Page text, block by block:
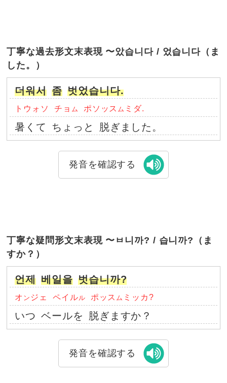
丁寧な過去形文末表現 〜았습니다 / 었습니다（ま
した。）
더워서 좀 벗었습니다.
トウォソ チョ ム ポソッス ム ミダ.
暑くて ちょっと 脱ぎました。
発音を確認する
丁寧な疑問形文末表現 〜ㅂ니까? / 습니까?（ま
すか？）
언제 베일을 벗습니까?
オ ン ジェ ペイルル ポッス ム ミッカ?
いつ ベールを 脱ぎますか？
発音を確認する